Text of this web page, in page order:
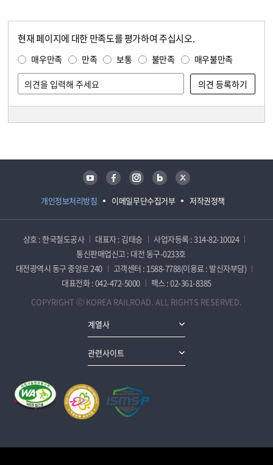
현재 페이지에 대한 만족도를 평가하여 주십시오.
매우만족 만족 보통 불만족 매우불만족
개인정보처리방침 이메일무단수집거부 저작권정책
유튜브 페이스북 인스타그램 블로그 트위터
상호 : 한국철도공사 대표자 : 김태승
사업자등록 : 314-82-10024
통신판매업신고 : 대전 동구-0233호
대전광역시 동구 중앙로 240
고객센터 : 1588-7788(이용료 : 발신자부담)
대표전화 : 042-472-5000
팩스 : 02-361-8385
COPYRIGHT ⓒ KOREA RAILROAD. ALL RIGHTS RESERVED.
계열사
관련사이트